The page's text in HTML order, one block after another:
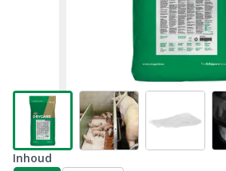
Inhoud